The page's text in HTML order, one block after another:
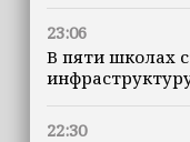
23:06
В пяти школах
22:30